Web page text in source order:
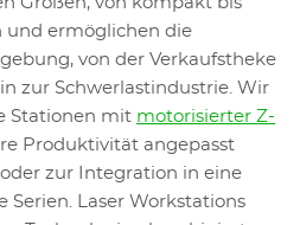
und ermöglichen die
von der Verkaufstheke
zur Schwerlastindustrie. Wir
Stationen mit motorisierter Z-
Produktivität angepasst
zur Integration in eine
Serien. Laser Workstations